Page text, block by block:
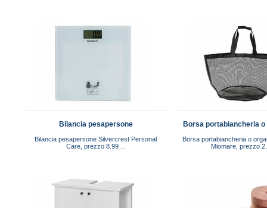
Bilancia pesapersone
Bilancia pesapersone Silvercrest Personal
Care, prezzo 8.99 ...
Borsa portabiancheria o
Borsa portabiancheria o
Miomare, prezzo